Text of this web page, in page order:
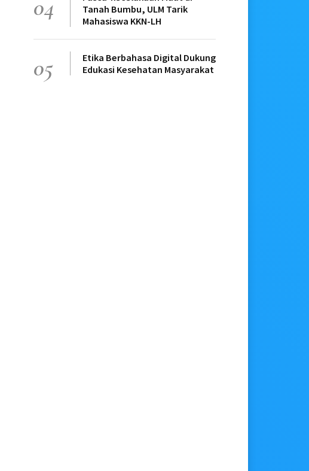
04
Tanah Bumbu, ULM Tarik
Mahasiswa KKN-LH
05
Etika Berbahasa Digital Dukung
Edukasi Kesehatan Masyarakat